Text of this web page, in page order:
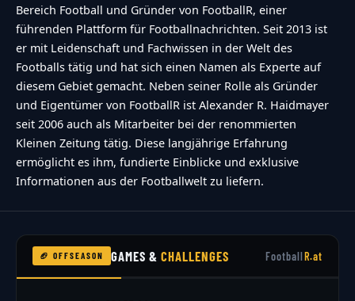
Bereich Football und Gründer von FootballR, einer
führenden Plattform für Footballnachrichten. Seit 2013 ist
er mit Leidenschaft und Fachwissen in der Welt des
Footballs tätig und hat sich einen Namen als Experte auf
diesem Gebiet gemacht. Neben seiner Rolle als Gründer
und Eigentümer von FootballR ist Alexander R. Haidmayer
seit 2006 auch als Mitarbeiter bei der renommierten
Kleinen Zeitung tätig. Diese langjährige Erfahrung
ermöglicht es ihm, fundierte Einblicke und exklusive
Informationen aus der Footballwelt zu liefern.
🏈 OFFSEASON GAMES &CHALLENGES FootballR.at